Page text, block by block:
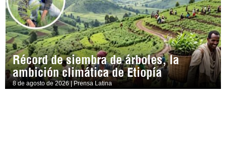
Récord de siembra de árboles, la
ambición climática de Etiopía
8 de agosto de 2026 | Prensa Latina